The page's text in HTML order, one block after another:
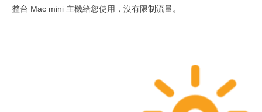
案
整台 Mac mini 主機給您使用，沒有限制流量。